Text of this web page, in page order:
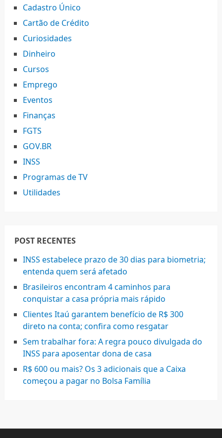
Cadastro Único
Cartão de Crédito
Curiosidades
Dinheiro
Cursos
Emprego
Eventos
Finanças
FGTS
GOV.BR
INSS
Programas de TV
Utilidades
POST RECENTES
INSS estabelece prazo de 30 dias para biometria;
entenda quem será afetado
Brasileiros encontram 4 caminhos para
conquistar a casa própria mais rápido
Clientes Itaú garantem benefício de R$ 300
direto na conta; confira como resgatar
Sem trabalhar fora: A regra pouco divulgada do
INSS para aposentar dona de casa
R$ 600 ou mais? Os 3 adicionais que a Caixa
começou a pagar no Bolsa Família